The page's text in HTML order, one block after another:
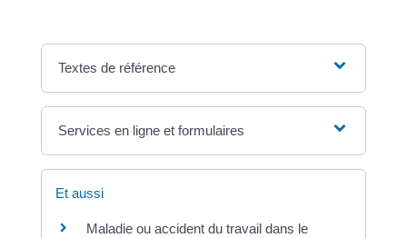
Textes de référence
Services en ligne et formulaires
Et aussi
Maladie ou accident du travail dans le